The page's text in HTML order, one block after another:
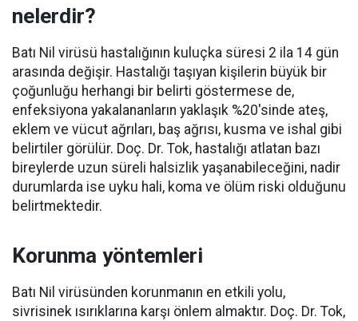
nelerdir?
Batı Nil virüsü hastalığının kuluçka süresi 2 ila 14 gün
arasında değişir. Hastalığı taşıyan kişilerin büyük bir
çoğunluğu herhangi bir belirti göstermese de,
enfeksiyona yakalananların yaklaşık %20'sinde ateş,
eklem ve vücut ağrıları, baş ağrısı, kusma ve ishal gibi
belirtiler görülür. Doç. Dr. Tok, hastalığı atlatan bazı
bireylerde uzun süreli halsizlik yaşanabileceğini, nadir
durumlarda ise uyku hali, koma ve ölüm riski olduğunu
belirtmektedir.
Korunma yöntemleri
Batı Nil virüsünden korunmanın en etkili yolu,
sivrisinek ısırıklarına karşı önlem almaktır. Doç. Dr. Tok,